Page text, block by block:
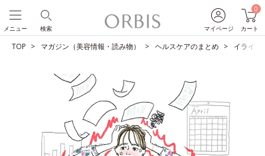
マイページ
0
カート
検索
メニュー
TOP マガジン（美容情報・読み物） ヘルスケアのまとめ イライラ